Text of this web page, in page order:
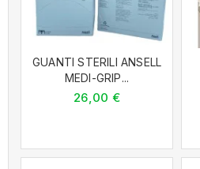
GUANTI STERILI ANSELL
MEDI-GRIP...
26,00 €